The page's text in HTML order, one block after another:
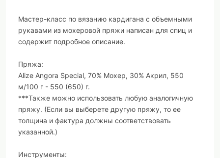
Мастер-класс по вязанию кардигана с объемными
рукавами из мохеровой пряжи написан для спиц и
содержит подробное описание.
Пряжа:
Alize Angora Special, 70% Мохер, 30% Акрил, 550
м/100 г - 550 (650) г.
***Также можно использовать любую аналогичную
пряжу. (Если вы выберете другую пряжу, то ее
толщина и фактура должны соответствовать
указанной.)
Инструменты: